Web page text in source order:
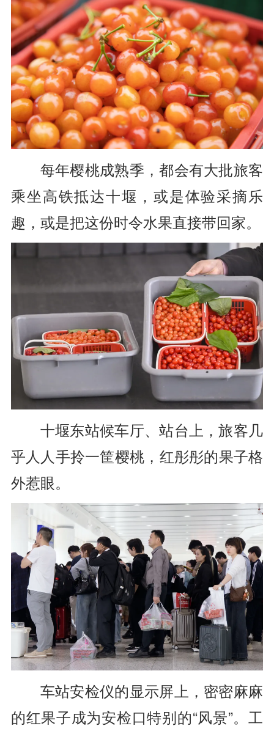
每年樱桃成熟季，都会有大批旅客
乘坐高铁抵达十堰， 或是体验采摘乐
趣， 或是把这份时令水果直接带回家。
十堰东站候车厅、站台上，旅客几
乎人人手拎一筐樱桃， 红彤彤的果子格
外惹眼。
车站安检仪的显示屏上， 密密麻麻
的红果子成为安检口特别的“风景”。工